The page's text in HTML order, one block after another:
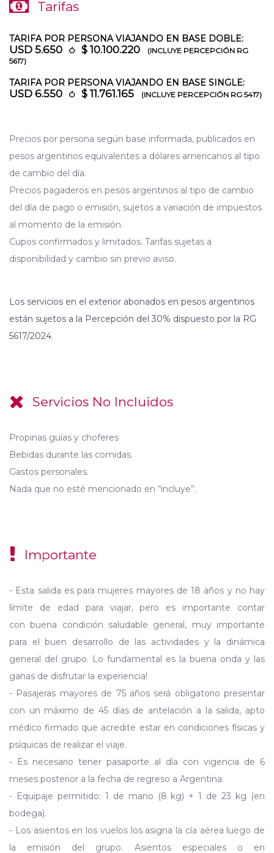
Tarifas
TARIFA POR PERSONA VIAJANDO EN BASE DOBLE:
USD 5.650 Ó $ 10.100.220
(INCLUYE PERCEPCIÓN RG
5617)
TARIFA POR PERSONA VIAJANDO EN BASE SINGLE:
USD 6.550 Ó $ 11.761.165 (INCLUYE PERCEPCIÓN RG 5417)
Precios por persona según base informada, publicados en
pesos argentinos equivalentes a dólares americanos al tipo
de cambio del día.
Precios pagaderos en pesos argentinos al tipo de cambio
del día de pago o emisión, sujetos a variación de impuestos
al momento de la emisión.
Cupos confirmados y limitados. Tarifas sujetas a
disponibilidad y cambio sin previo aviso.
Los servicios en el exterior abonados en pesos argentinos
están sujetos a la Percepción del 30% dispuesto por la RG
5617/2024.
Servicios No Incluidos
Propinas guías y choferes
Bebidas durante las comidas.
Gastos personales.
Nada que no esté mencionado en “incluye”.
Importante
- Esta salida es para mujeres mayores de 18 años y no hay
límite de edad para viajar, pero es importante contar
con buena condición saludable general, muy importante
para el buen desarrollo de las actividades y la dinámica
general del grupo. Lo fundamental es la buena onda y las
ganas de disfrutar la experiencia!
- Pasajeras mayores de 75 años será obligatorio presentar
con un máximo de 45 días de antelación a la salida, apto
médico firmado que acredite estar en condiciones físicas y
psíquicas de realizar el viaje.
- Es necesario tener pasaporte al día con vigencia de 6
meses posterior a la fecha de regreso a Argentina.
- Equipaje permitido: 1 de mano (8 kg) + 1 de 23 kg (en
bodega).
- Los asientos en los vuelos los asigna la cía aérea luego de
la emisión del grupo. Asientos especiales o en